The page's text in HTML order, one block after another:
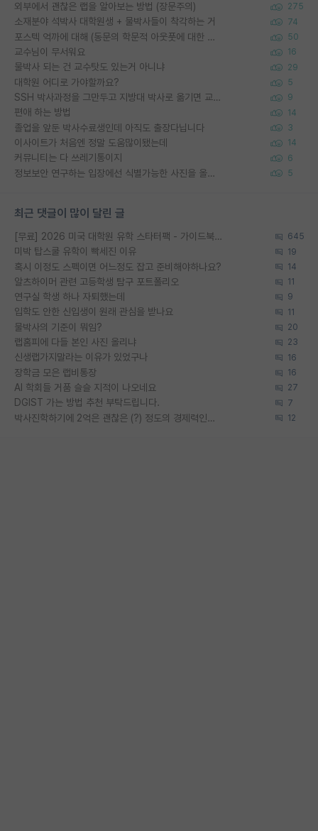
외부에서 괜찮은 랩을 알아보는 방법 (장문주의) 275
소재분야 석박사 대학원생 + 물박사들이 착각하는 거 74
포스텍 억까에 대해 (동문의 학문적 아웃풋에 대한 반박) 50
교수님이 무서워요 16
물박사 되는 건 교수탓도 있는거 아니냐 29
대학원 어디로 가야할까요? 5
SSH 박사과정을 그만두고 지방대 박사로 옮기면 교수의 꿈은 끝일까요? 9
편애 하는 방법 14
졸업을 앞둔 박사수료생인데 아직도 출장다닙니다 3
이사이트가 처음엔 정말 도움많이됐는데 14
커뮤니티는 다 쓰레기통이지 6
정보보안 연구하는 입장에선 식별가능한 사진을 올리는건 비추이긴함 5
최근 댓글이 많이 달린 글
[무료] 2026 미국 대학원 유학 스타터팩 - 가이드북 & 합격자 컨택메일 템플릿 645
미박 탑스쿨 유학이 빡세진 이유 19
혹시 이정도 스펙이면 어느정도 잡고 준비해야하나요? 14
알츠하이머 관련 고등학생 탐구 포트폴리오 11
연구실 학생 하나 자퇴했는데 9
입학도 안한 신입생이 원래 관심을 받나요 11
물박사의 기준이 뭐임? 20
랩홈피에 다들 본인 사진 올리냐 23
신생랩가지말라는 이유가 있었구나 16
장학금 모은 랩비통장 16
AI 학회들 거품 슬슬 지적이 나오네요 27
DGIST 가는 방법 추천 부탁드립니다. 7
박사진학하기에 2억은 괜찮은 (?) 정도의 경제력인가요 12